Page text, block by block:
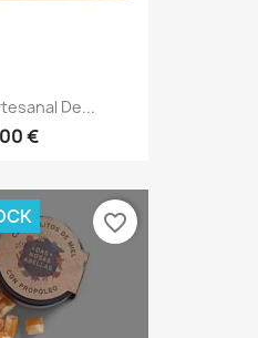
De...
€
favorite_border